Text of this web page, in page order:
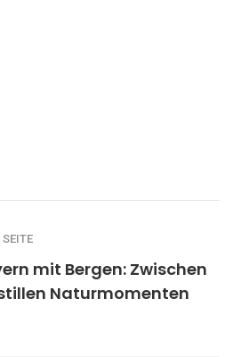
mit Bergen: Zwischen
Naturmomenten